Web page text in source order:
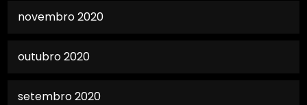
novembro 2020
outubro 2020
setembro 2020